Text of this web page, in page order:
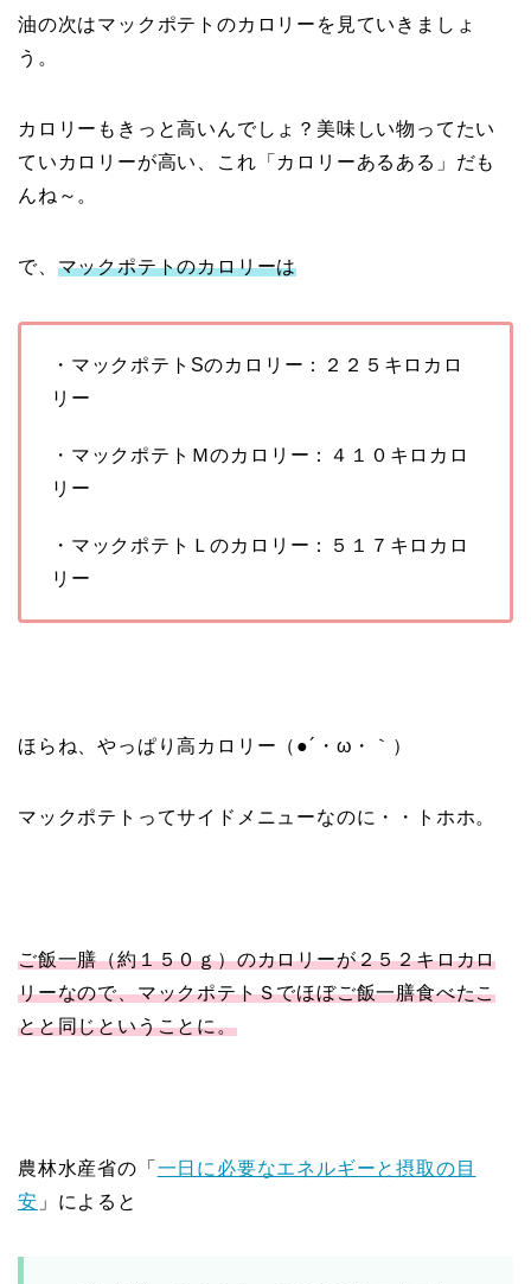
油の次はマックポテトのカロリーを見ていきましょ
う。
カロリーもきっと高いんでしょ？美味しい物ってたい
ていカロリーが高い、これ「カロリーあるある」だも
んね～。
で、 マックポテトのカロリーは
・マックポテトSのカロリー：２２５キロカロ
リー
・マックポテトＭのカロリー：４１０キロカロ
リー
・マックポテトＬのカロリー：５１７キロカロ
リー
ほらね、やっぱり高カロリー（●´・ω・｀）
マックポテトってサイドメニューなのに・・トホホ。
ご飯一膳（約１５０ｇ）のカロリーが２５２キロカロ
リーなので、マックポテトＳでほぼご飯一膳食べたこ
とと同じということに。
農林水産省の「 一日に必要なエネルギーと摂取の目
安 」によると